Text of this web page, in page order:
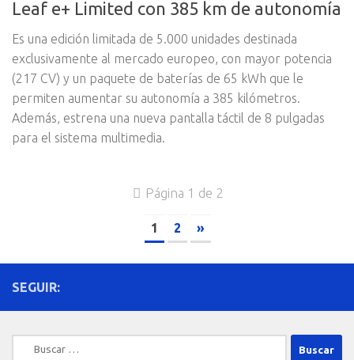
Leaf e+ Limited con 385 km de autonomía
Es una edición limitada de 5.000 unidades destinada
exclusivamente al mercado europeo, con mayor potencia
(217 CV) y un paquete de baterías de 65 kWh que le
permiten aumentar su autonomía a 385 kilómetros.
Además, estrena una nueva pantalla táctil de 8 pulgadas
para el sistema multimedia.
Página 1 de 2
1 2 »
SEGUIR:
Buscar: